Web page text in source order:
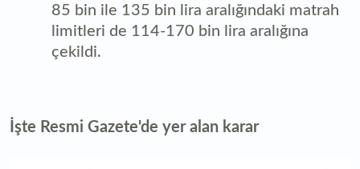
85 bin ile 135 bin lira aralığındaki matrah
limitleri de 114-170 bin lira aralığına
çekildi.
İşte Resmi Gazete'de yer alan karar